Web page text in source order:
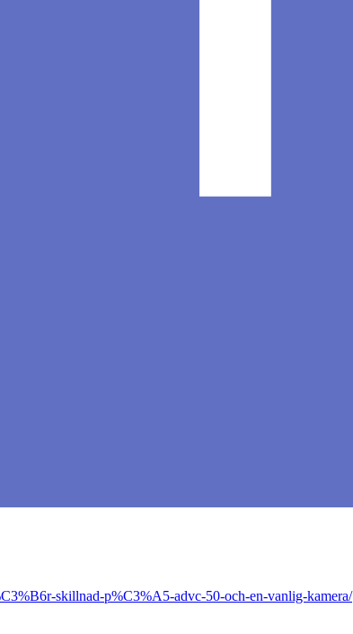
skillnad-p%C3%A5-advc-50-och-en-vanlig-kamera/